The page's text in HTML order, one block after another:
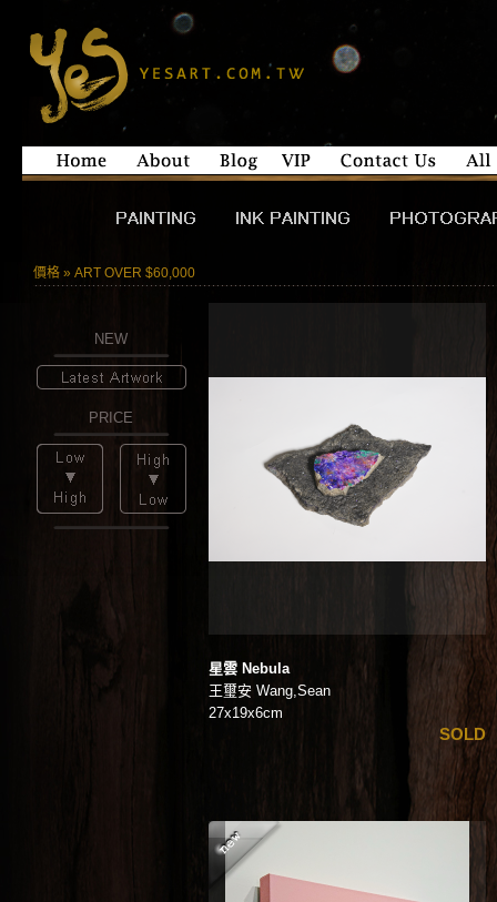
價格 » ART OVER $60,000
NEW
PRICE
星雲 Nebula
王璽安 Wang,Sean
27x19x6cm
SOLD